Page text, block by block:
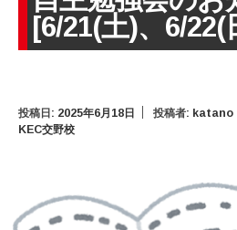
[6/21(土)、6/22(
投稿日: 2025年6月18日 投稿者: katano
KEC交野校